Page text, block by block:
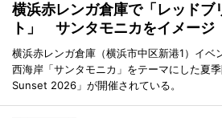
横浜赤レンガ倉庫で「レッドブ
ト」 サンタモニカをイメージ
横浜赤レンガ倉庫（横浜市中区新港1）イベ
西海岸「サンタモニカ」をテーマにした夏
Sunset 2026」が開催されている。